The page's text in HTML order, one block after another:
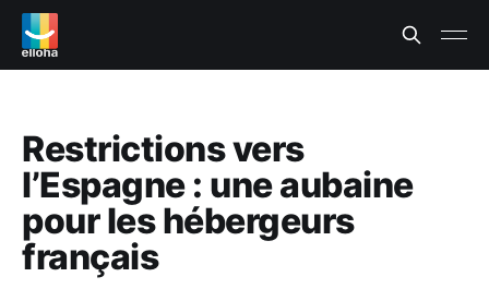
Restrictions vers
l’Espagne : une aubaine
pour les hébergeurs
français